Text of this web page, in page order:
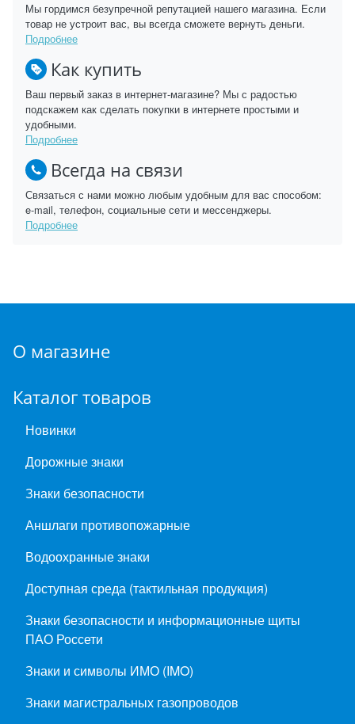
Мы гордимся безупречной репутацией нашего магазина. Если
товар не устроит вас, вы всегда сможете вернуть деньги.
Подробнее
Как купить
Ваш первый заказ в интернет-магазине? Мы с радостью
подскажем как сделать покупки в интернете простыми и
удобными.
Подробнее
Всегда на связи
Связаться с нами можно любым удобным для вас способом:
e-mail, телефон, социальные сети и мессенджеры.
Подробнее
О магазине
Каталог товаров
Новинки
Дорожные знаки
Знаки безопасности
Аншлаги противопожарные
Водоохранные знаки
Доступная среда (тактильная продукция)
Знаки безопасности и информационные щиты
ПАО Россети
Знаки и символы ИМО (IMO)
Знаки магистральных газопроводов